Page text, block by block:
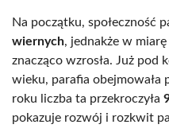
Na początku, społeczność
wiernych, jednakże w
znacząco wzrosła. Już pod
wieku, parafia obejmowała
roku liczba ta przekroczyła
pokazuje rozwój i rozkwit